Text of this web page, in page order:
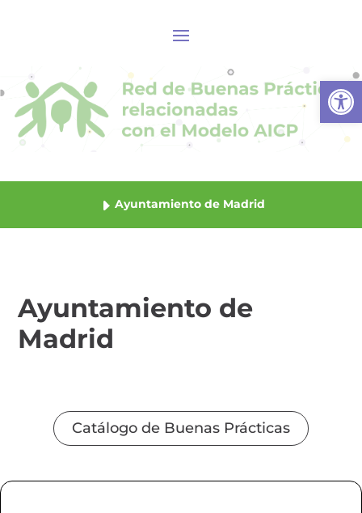
Ayuntamiento de Madrid
Ayuntamiento de
Madrid
Catálogo de Buenas Prácticas